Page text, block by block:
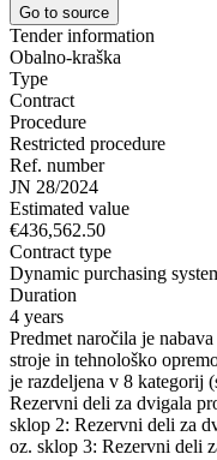
Go to source
Tender information
Obalno-kraška
Type
Contract
Procedure
Restricted procedure
Ref. number
JN 28/2024
Estimated value
€436,562.50
Contract type
Dynamic purchasing
Duration
4 years
Predmet naročila je
stroje in tehnološko
je razdeljena v 8 kategorij
Rezervni deli za dvigala
sklop 2: Rezervni deli za
oz. sklop 3: Rezervni deli